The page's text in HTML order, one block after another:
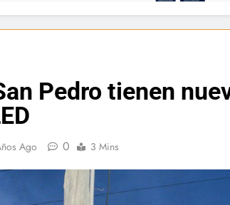
Pedro tienen
Ago 0 3 Mins